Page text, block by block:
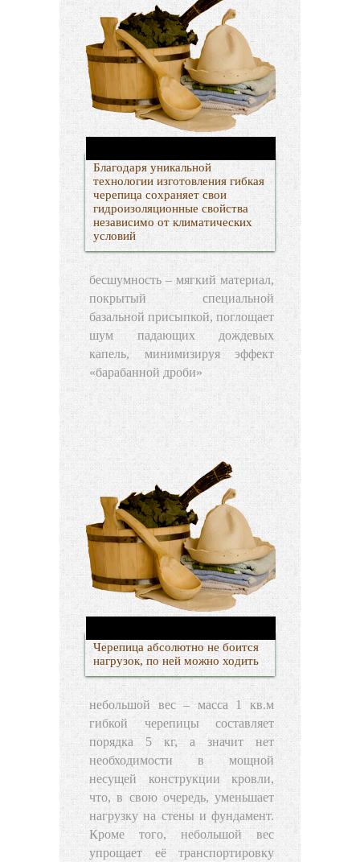
Благодаря уникальной
технологии изготовления гибкая
черепица сохраняет свои
гидроизоляционные свойства
независимо от климатических
условий
бесшумность – мягкий материал,
покрытый специальной
базальной присыпкой, поглощает
шум падающих дождевых
капель, минимизируя эффект
«барабанной дроби»
Черепица абсолютно не боится
нагрузок, по ней можно ходить
небольшой вес – масса 1 кв.м
гибкой черепицы составляет
порядка 5 кг, а значит нет
необходимости в мощной
несущей конструкции кровли,
что, в свою очередь, уменьшает
нагрузку на стены и фундамент.
Кроме того, небольшой вес
упрощает её транспортировку